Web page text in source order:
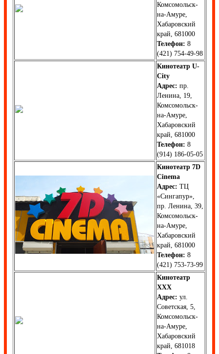
Комсомольск-
на-Амуре,
Хабаровский
край, 681000
Телефон: 8
(421) 754-49-98
Кинотеатр U-
City
Адрес: пр.
Ленина, 19,
Комсомольск-
на-Амуре,
Хабаровский
край, 681000
Телефон: 8
(914) 186-05-05
Кинотеатр 7D
Cinema
Адрес: ТЦ
«Сингапур»,
пр. Ленина, 39,
Комсомольск-
на-Амуре,
Хабаровский
край, 681000
Телефон: 8
(421) 753-73-99
Кинотеатр
ХХХ
Адрес: ул.
Советская, 5,
Комсомольск-
на-Амуре,
Хабаровский
край, 681018